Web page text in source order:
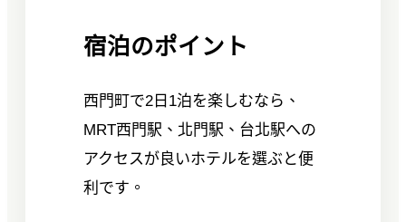
宿泊のポイント
西門町で2日1泊を楽しむなら、
MRT西門駅、北門駅、台北駅への
アクセスが良いホテルを選ぶと便
利です。